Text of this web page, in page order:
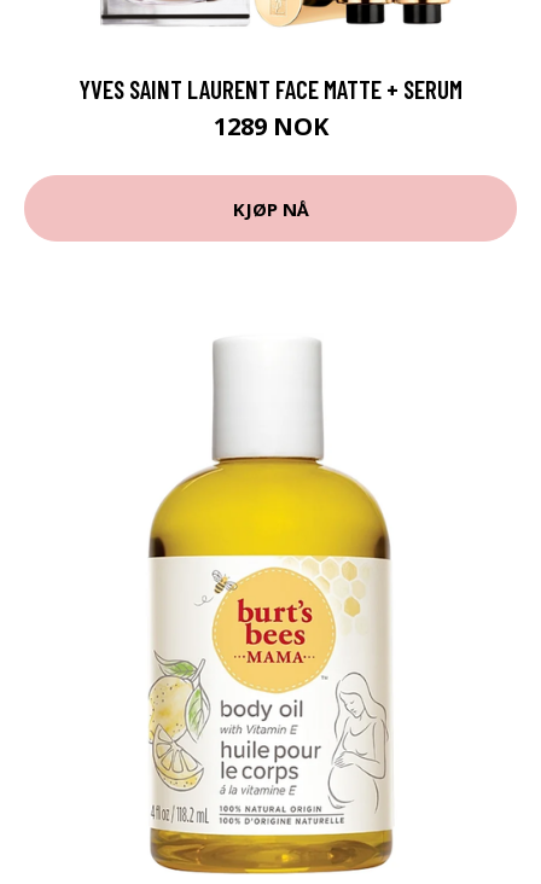
YVES SAINT LAURENT FACE MATTE + SERUM
1289 NOK
KJØP NÅ